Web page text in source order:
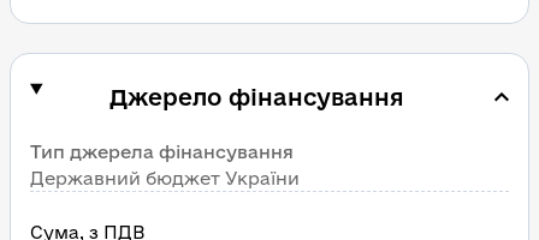
Джерело фінансування
Тип джерела фінансування
Державний бюджет України
Сума, з ПДВ